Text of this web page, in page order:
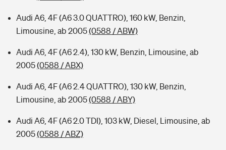
Audi A6, 4F (A6 3.0 QUATTRO), 160 kW, Benzin,
Limousine, ab 2005(0588 / ABW)
Audi A6, 4F (A6 2.4), 130 kW, Benzin, Limousine, ab
2005(0588 / ABX)
Audi A6, 4F (A6 2.4 QUATTRO), 130 kW, Benzin,
Limousine, ab 2005(0588 / ABY)
Audi A6, 4F (A6 2.0 TDI), 103 kW, Diesel, Limousine, ab
2005(0588 / ABZ)